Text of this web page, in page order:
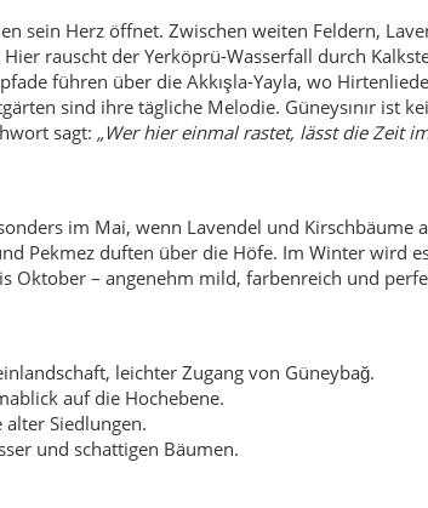
sein Herz öffnet. Zwischen weiten Feldern,
rauscht der Yerköprü-Wasserfall durch
führen über die Akkışla-Yayla, wo
sind ihre tägliche Melodie. Güneysınır ist
sagt: „Wer hier einmal rastet, lässt die Zeit
im Mai, wenn Lavendel und
Pekmez duften über die Höfe. Im Winter wird
Oktober – angenehm mild, farbenreich und
leichter Zugang von Güneybağ.
auf die Hochebene.
Siedlungen.
und schattigen Bäumen.